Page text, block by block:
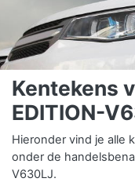
Kentekens
EDITION-
Hieronder vind je alle
onder de
V630LJ.